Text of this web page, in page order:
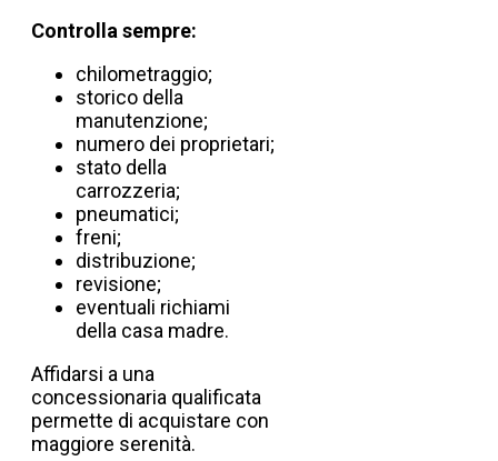
Controlla sempre:
chilometraggio;
storico della
manutenzione;
numero dei proprietari;
stato della
carrozzeria;
pneumatici;
freni;
distribuzione;
revisione;
eventuali richiami
della casa madre.
Affidarsi a una
concessionaria qualificata
permette di acquistare con
maggiore serenità.